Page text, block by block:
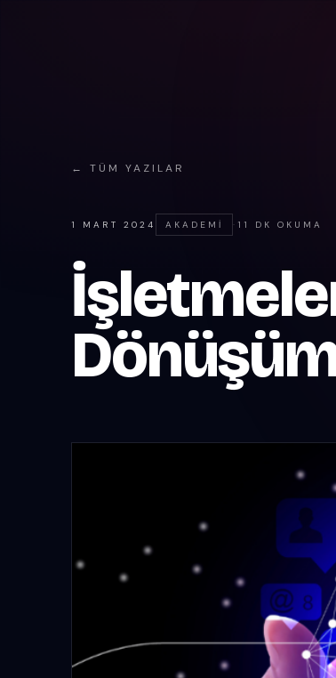
← TÜM YAZILAR
1 MART 2024 AKADEMI · 11 DK OKUMA